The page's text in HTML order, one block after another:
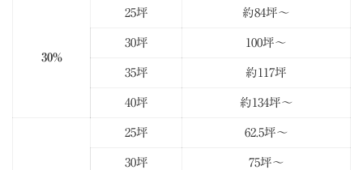
30%
25坪 約84坪～
30坪 100坪～
35坪 約117坪
40坪 約134坪～
25坪 62.5坪～
30坪 75坪～